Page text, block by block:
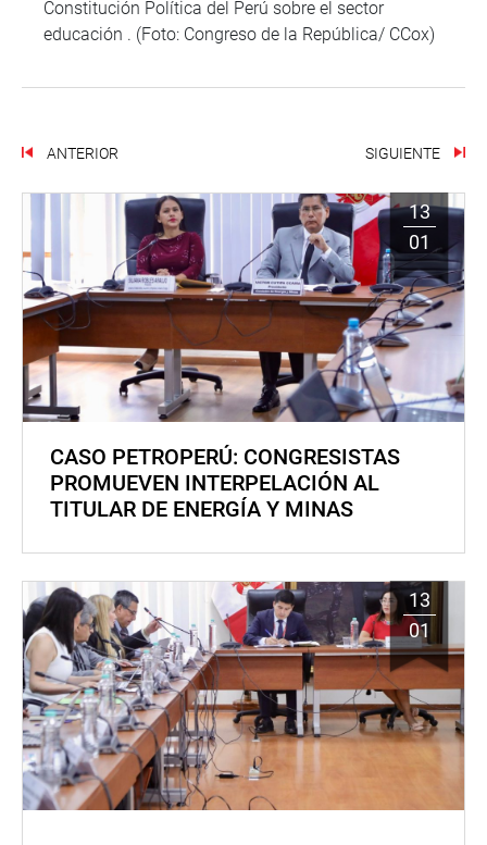
Constitución Política del Perú sobre el sector
educación . (Foto: Congreso de la República/ CCox)
ANTERIOR SIGUIENTE
13
01
CASO PETROPERÚ: CONGRESISTAS
PROMUEVEN INTERPELACIÓN AL
TITULAR DE ENERGÍA Y MINAS
13
01